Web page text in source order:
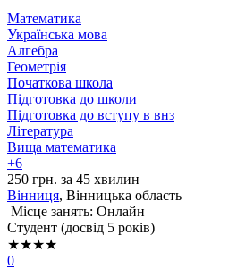
Математика
Українська мова
Алгебра
Геометрія
Початкова школа
Підготовка до школи
Підготовка до вступу в внз
Література
Вища математика
+6
250 грн. за 45 хвилин
Вінниця, Вінницька область
Місце занять: Онлайн
Cтудент (досвід 5 років)
★★★★
0